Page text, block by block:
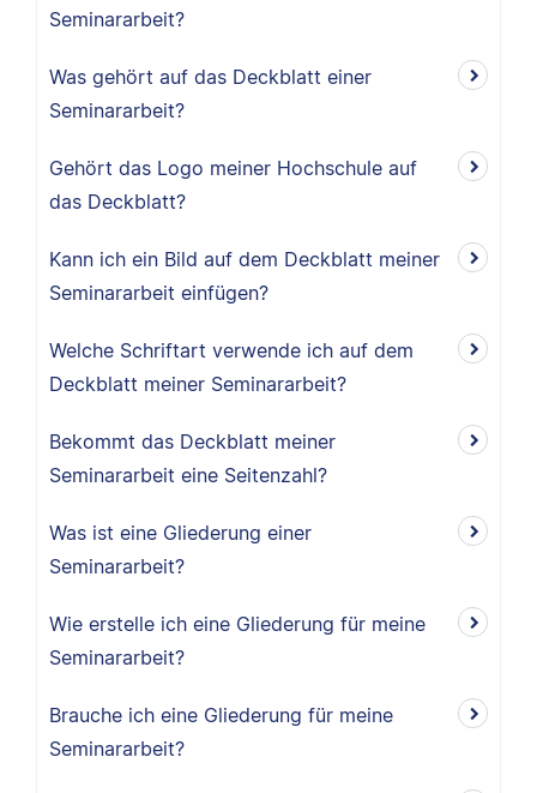
Seminararbeit?
Was gehört auf das Deckblatt einer
Seminararbeit?
Gehört das Logo meiner Hochschule auf
das Deckblatt?
Kann ich ein Bild auf dem Deckblatt meiner
Seminararbeit einfügen?
Welche Schriftart verwende ich auf dem
Deckblatt meiner Seminararbeit?
Bekommt das Deckblatt meiner
Seminararbeit eine Seitenzahl?
Was ist eine Gliederung einer
Seminararbeit?
Wie erstelle ich eine Gliederung für meine
Seminararbeit?
Brauche ich eine Gliederung für meine
Seminararbeit?